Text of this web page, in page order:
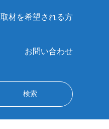
取材を希望される方
お問い合わせ